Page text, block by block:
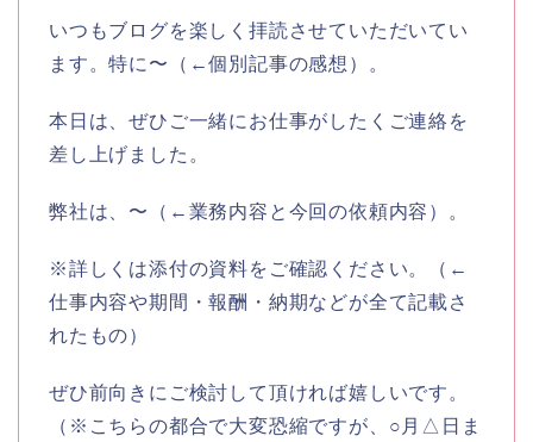
いつもブログを楽しく拝読させていただいてい
ます。特に〜（←個別記事の感想）。
本日は、ぜひご一緒にお仕事がしたくご連絡を
差し上げました。
弊社は、〜（←業務内容と今回の依頼内容）。
※詳しくは添付の資料をご確認ください。（←
仕事内容や期間・報酬・納期などが全て記載さ
れたもの）
ぜひ前向きにご検討して頂ければ嬉しいです。
（※こちらの都合で大変恐縮ですが、○月△日ま